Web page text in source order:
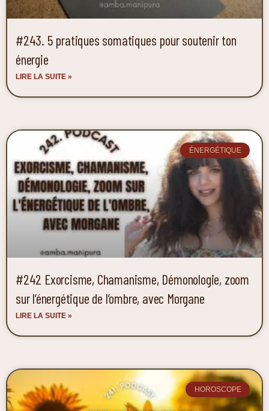
#243. 5 pratiques somatiques pour soutenir ton
énergie
LIRE LA SUITE »
ÉNERGÉTIQUE
#242 Exorcisme, Chamanisme, Démonologie, zoom
sur l’énergétique de l’ombre, avec Morgane
LIRE LA SUITE »
HOROSCOPE